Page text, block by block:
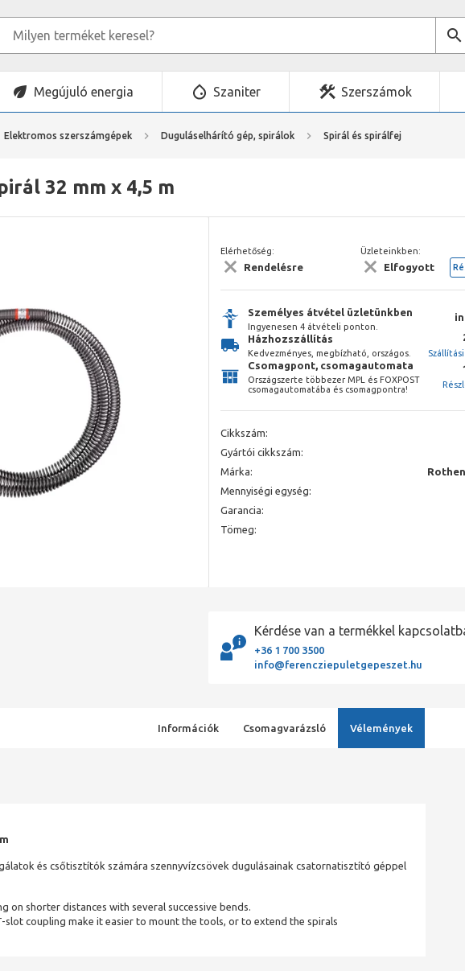
Megújuló energia Szaniter Szerszámok
Elektromos szerszámgépek Duguláselhárító gép, spirálok Spirál és spirálfej
32 mm x 4,5 m
Elérhetőség:
Rendelésre
Üzleteinkben:
Elfogyott
Személyes átvétel üzletünkben
Ingyenesen 4 átvételi ponton.
Házhozszállítás
Kedvezményes, megbízható, országos.
Csomagpont, csomagautomata
Országszerte többezer MPL és FOXPOST
csomagautomatába és csomagpontra!
Cikkszám:
Gyártói cikkszám:
Márka:
Mennyiségi egység:
Garancia:
Tömeg:
Kérdése van a termékkel
+36 1 700 3500
info@ferencziepuletgepeszet.hu
Információk Csomagvarázsló Vélemények
és csőtisztítók számára szennyvízcsövek dugulásainak csatornatisztító géppel
on shorter distances with several successive bends.
slot coupling make it easier to mount the tools, or to extend the spirals